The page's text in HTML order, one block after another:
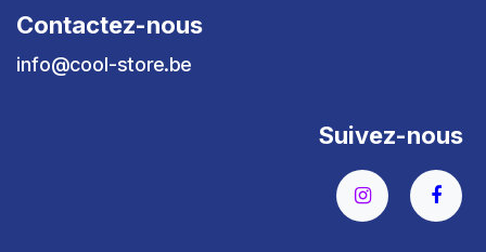
Contactez-nous
info@cool-store.be
Suivez-nous